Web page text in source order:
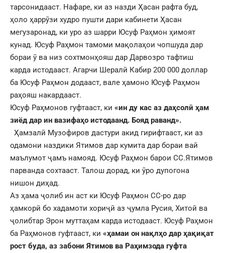
тарсонидааст. Нафаре, ки аз назди Ҳасан рафта буд,
ҳоло ҳаррӯзи худро пушти дари кабинети Ҳасан
мегузаронад, ки уро аз шарри Юсуф Раҳмон ҳимоят
кунад. Юсуф Раҳмон тамоми мақолаҳои чопшуда дар
бораи ӯ ва низ сохтмонҳояш дар Дарвозро тафтиш
карда истодааст. Агарчи Шералӣ Кабир 200 000 доллар
ба Юсуф Раҳмон додааст, вале ҳамоно Юсуф Раҳмон
раҳояш накардааст.
Юсуф Раҳмонов гуфтааст, ки «ин ду кас аз даҳсолӣ ҳам
зиёд дар ин вазифаҳо истодаанд. Бояд раванд».
Ҳамзалӣ Музофиров дастури акид гирифтааст, ки аз
одамони наздики Ятимов дар кумита дар бораи вай
маълумот ҷамъ намояд. Юсуф Раҳмон барои СС.Ятимов
парванда сохтааст. Талош дорад, ки ӯро дупогона
нишон диҳад.
Аз ҳама ҷолиб ин аст ки Юсуф Раҳмон СС-ро дар
ҳамкорӣ бо хадамоти хориҷӣ аз ҷумла Русия, Хитой ва
ҷолибтар Эрон муттаҳам карда истодааст. Юсуф Раҳмон
ба Раҳмонов гуфтааст, ки «ҳамаи он нақлҳо дар ҳақиқат
рост буда, аз забони Ятимов ва Раҳимзода гуфта